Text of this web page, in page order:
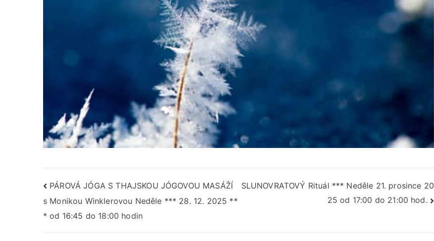
Navigace
pro
příspěvek
PÁROVÁ JÓGA S THAJSKOU JÓGOVOU MASÁŽÍ
s Monikou Winklerovou Neděle *** 28. 12. 2025 **
* od 16:45 do 18:00 hodin
SLUNOVRATOVÝ Rituál *** Neděle 21. prosince 20
25 od 17:00 do 21:00 hod.